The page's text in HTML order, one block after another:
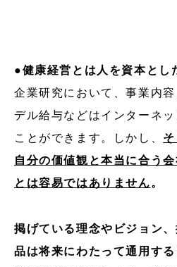
●健康経営とは人を資本とし
企業研究において、事業内
デル給与などはインターネ
ことができます。しかし、
自分の価値観と本当に合う
とは容易ではありません。
掲げている理念やビジョン
品は将来にわたって通用す